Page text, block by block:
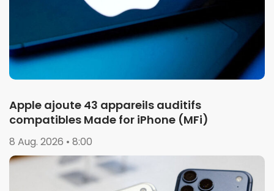
Apple ajoute 43 appareils auditifs
compatibles Made for iPhone (MFi)
8 Aug. 2026 • 8:00